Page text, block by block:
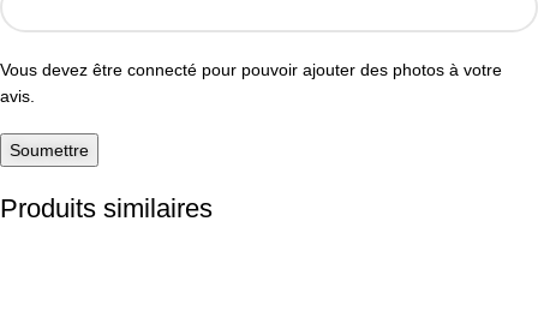
Vous devez être connecté pour pouvoir ajouter des photos à votre
avis.
Produits similaires